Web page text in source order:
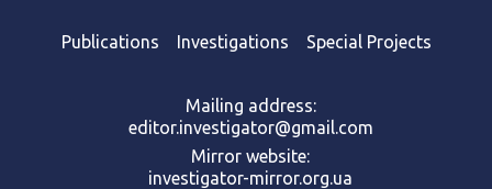
Publications Investigations Special Projects
Mailing address:
editor.investigator@gmail.com
Mirror website:
investigator-mirror.org.ua